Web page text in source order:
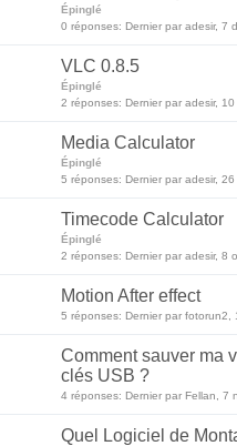
Épinglé
0 réponses: Dernier par adesir, 7
VLC 0.8.5
Épinglé
2 réponses: Dernier par adesir,
Media Calculator
Épinglé
5 réponses: Dernier par adesir,
Timecode Calculator
Épinglé
2 réponses: Dernier par adesir, 8
Motion After effect
5 réponses: Dernier par fotorun2,
Comment sauver ma
clés USB ?
4 réponses: Dernier par Fellan, 7
Quel Logiciel de